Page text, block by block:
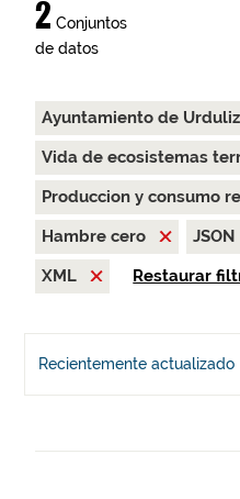
2 Conjuntos
de datos
Ayuntamiento de Urduliz
Vida de ecosistemas
Produccion y consumo
Hambre cero
JSON
XML
Restaurar
Recientemente actualizado